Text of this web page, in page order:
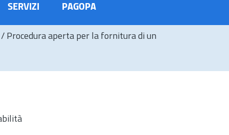
SERVIZI PAGOPA
/ Procedura aperta per la fornitura di un